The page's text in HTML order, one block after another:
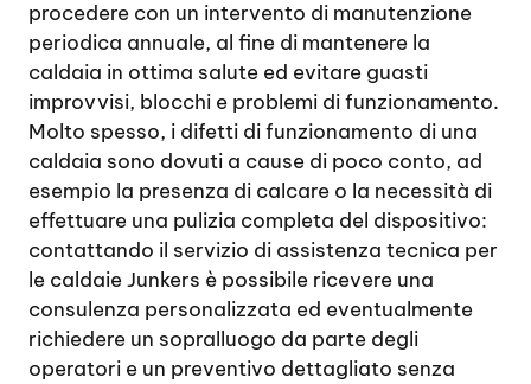
procedere con un intervento di manutenzione
periodica annuale, al fine di mantenere la
caldaia in ottima salute ed evitare guasti
improvvisi, blocchi e problemi di funzionamento.
Molto spesso, i difetti di funzionamento di una
caldaia sono dovuti a cause di poco conto, ad
esempio la presenza di calcare o la necessità di
effettuare una pulizia completa del dispositivo:
contattando il servizio di assistenza tecnica per
le caldaie Junkers è possibile ricevere una
consulenza personalizzata ed eventualmente
richiedere un sopralluogo da parte degli
operatori e un preventivo dettagliato senza